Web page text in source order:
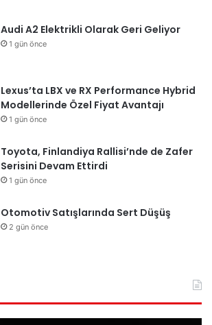
Audi A2 Elektrikli Olarak Geri Geliyor
1 gün önce
Lexus’ta LBX ve RX Performance Hybrid
Modellerinde Özel Fiyat Avantajı
1 gün önce
Toyota, Finlandiya Rallisi’nde de Zafer
Serisini Devam Ettirdi
1 gün önce
Otomotiv Satışlarında Sert Düşüş
2 gün önce